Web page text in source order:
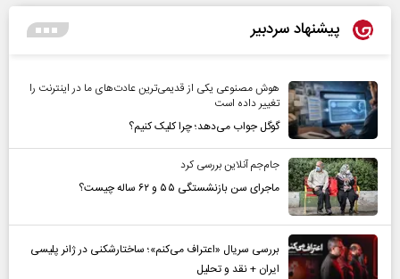
پیشنهاد سردبیر
هوش مصنوعی یکی از قدیمی‌ترین عادت‌های ما در اینترنت را
تغییر داده است
گوگل جواب می‌دهد؛ چرا کلیک کنیم؟
جام‌جم آنلاین بررسی کرد
ماجرای سن بازنشستگی ۵۵ و ۶۲ ساله چیست؟
بررسی سریال «اعتراف می‌کنم»؛ ساختارشکنی در ژانر پلیسی
ایران + نقد و تحلیل